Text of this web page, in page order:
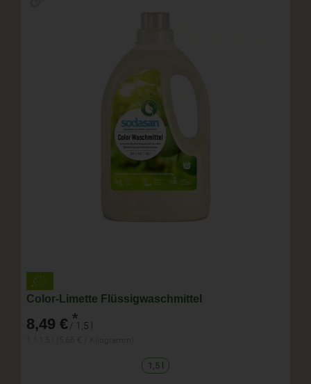
Color-Limette Flüssigwaschmittel
8,49 € *
/ 1,5 l
1,5 l